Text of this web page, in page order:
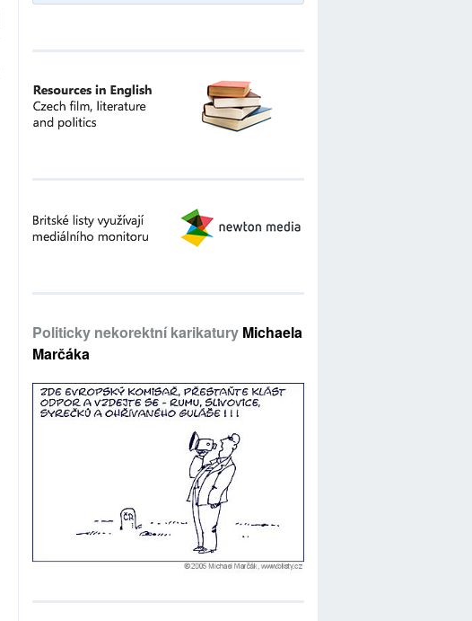
Politicky nekorektní karikatury Michaela
Marčáka